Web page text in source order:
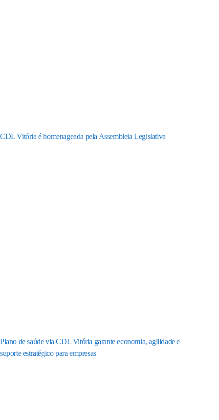
CDL Vitória é homenageada pela Assembleia Legislativa
Plano de saúde via CDL Vitória garante economia, agilidade e
suporte estratégico para empresas